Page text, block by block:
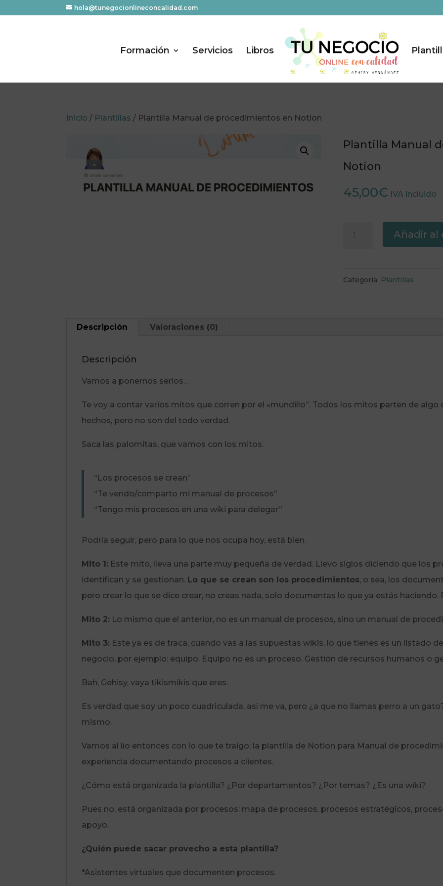
hola@tunegocionlineconcalidad.com
Formación Servicios Libros
Inicio / Plantillas / Plantilla Manual de procedimientos en Notion
Plantilla Manual
Notion
45,00€ IVA incluido
procedimientos
Añadir al
Categoría: Plantillas
Descripción Valoraciones (0)
Descripción
Vamos a ponernos serios…
Te voy a contar varios mitos que corren por el «mundillo”. Todos los mitos parten de algo
hechos, pero no son del todo verdad.
Saca las palomitas, que vamos con los mitos.
“Los procesos se crean”
“Te vendo/comparto mi manual de procesos”
“Tengo mis procesos en una wiki para delegar”
Podría seguir, pero para lo que nos ocupa hoy, está bien.
Mito 1: Este mito, lleva una parte muy pequeña de verdad. Llevo siglos diciendo que los
identifican y se gestionan. Lo que se crean son los procedimientos, o sea, los
pero crear lo que se dice crear, no creas nada, solo documentas lo que ya estás haciendo.
Mito 2: Lo mismo que el anterior, no es un manual de procesos, sino un manual de
Mito 3: Este ya es de traca, cuando vas a las supuestas wikis, lo que tienes es un listado
negocio, por ejemplo: equipo. Equipo no es un proceso. Gestión de recursos humanos o
Bah, Gehisy, vaya tikismikis que eres.
Es verdad que soy un poco cuadriculada, así me va, pero ¿a que no llamas perro a un
mismo.
Vamos al lío entonces con lo que te traigo: la plantilla de Notion para Manual de
experiencia documentando procesos a clientes.
¿Cómo está organizada la plantilla? ¿Por departamentos? ¿Por temas? ¿Es una wiki?
Pues no, está organizada por procesos: mapa de procesos, procesos estratégicos,
apoyo.
¿Quién puede sacar provecho a esta plantilla?
*Asistentes virtuales que documenten procesos.